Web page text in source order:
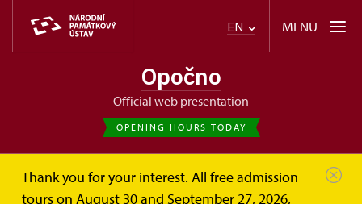
EN MENU
Opočno
Official web presentation
OPENING HOURS TODAY
Thank you for your interest. All free admission
tours on August 30 and September 27, 2026,
Opočno
Photogalleries
Collections of weapons and armour